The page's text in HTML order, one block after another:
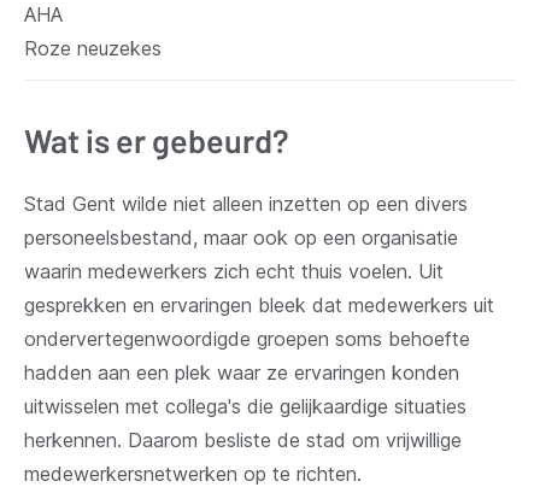
AHA
Roze neuzekes
Wat is er gebeurd?
Stad Gent wilde niet alleen inzetten op een divers
personeelsbestand, maar ook op een organisatie
waarin medewerkers zich echt thuis voelen. Uit
gesprekken en ervaringen bleek dat medewerkers uit
ondervertegenwoordigde groepen soms behoefte
hadden aan een plek waar ze ervaringen konden
uitwisselen met collega's die gelijkaardige situaties
herkennen. Daarom besliste de stad om vrijwillige
medewerkersnetwerken op te richten.